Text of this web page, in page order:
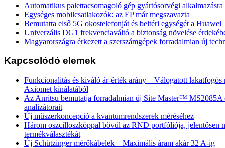
Automatikus palettacsomagoló gép gyártósorvégi alkalmazásra
Egységes mobilcsatlakozók: az EP már megszavazta
Bemutatta első 5G okostelefonját és beltéri egységét a Huawei
Univerzális DG1 frekvenciaváltó a biztonság növelése
Magyarországra érkezett a szerszámgépek forradalmian új
Kapcsolódó elemek
Funkcionalitás és kiváló ár-érték arány – Válogatott lakatfogós
Axiomet kínálatából
Az Anritsu bemutatja forradalmian új Site Master™ MS2085A
analizátorait
Új műszerkoncepció a kvantumrendszerek méréséhez
Három oszcilloszkóppal bővül az RND portfóliója, jelentősen
termékválasztékát
Új Schützinger mérőkábelek – Maximális áram akár 32 A-ig